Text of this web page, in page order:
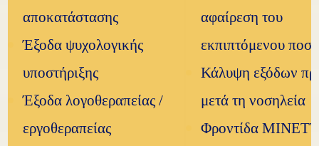
αποκατάστασης
Έξοδα ψυχολογικής
υποστήριξης
Έξοδα λογοθεραπείας /
εργοθεραπείας
αφαίρεση του
εκπιπτόμενου
Κάλυψη εξόδων
μετά τη νοσηλεία
Φροντίδα